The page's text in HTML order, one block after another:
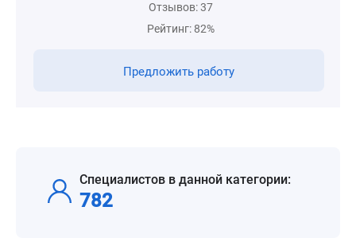
Отзывов: 37
Рейтинг: 82%
Предложить работу
Специалистов в данной категории:
782